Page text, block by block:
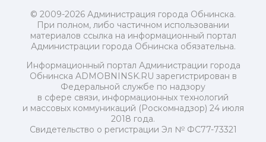
© 2009-2026 Администрация города Обнинска.
При полном, либо частичном использовании
материалов ссылка на информационный портал
Администрации города Обнинска обязательна.
Информационный портал Администрации города
Обнинска ADMOBNINSK.RU зарегистрирован в
Федеральной службе по надзору
в сфере связи, информационных технологий
и массовых коммуникаций (Роскомнадзор) 24 июля
2018 года.
Свидетельство о регистрации Эл № ФС77-73321